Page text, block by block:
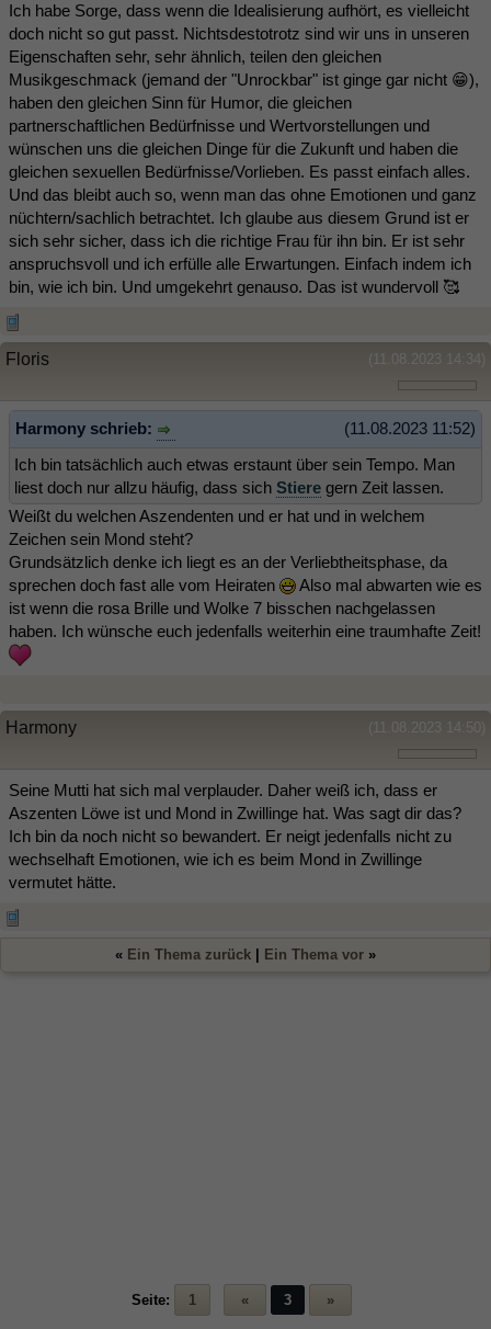
Ich habe Sorge, dass wenn die Idealisierung aufhört, es vielleicht
doch nicht so gut passt. Nichtsdestotrotz sind wir uns in unseren
Eigenschaften sehr, sehr ähnlich, teilen den gleichen
Musikgeschmack (jemand der "Unrockbar" ist ginge gar nicht 😁),
haben den gleichen Sinn für Humor, die gleichen
partnerschaftlichen Bedürfnisse und Wertvorstellungen und
wünschen uns die gleichen Dinge für die Zukunft und haben die
gleichen sexuellen Bedürfnisse/Vorlieben. Es passt einfach alles.
Und das bleibt auch so, wenn man das ohne Emotionen und ganz
nüchtern/sachlich betrachtet. Ich glaube aus diesem Grund ist er
sich sehr sicher, dass ich die richtige Frau für ihn bin. Er ist sehr
anspruchsvoll und ich erfülle alle Erwartungen. Einfach indem ich
bin, wie ich bin. Und umgekehrt genauso. Das ist wundervoll 🥰
(11.08.2023 14:34)
Floris
(11.08.2023 11:52)
Harmony schrieb:
Ich bin tatsächlich auch etwas erstaunt über sein Tempo. Man
liest doch nur allzu häufig, dass sich Stiere gern Zeit lassen.
Weißt du welchen Aszendenten und er hat und in welchem
Zeichen sein Mond steht?
Grundsätzlich denke ich liegt es an der Verliebtheitsphase, da
sprechen doch fast alle vom Heiraten
Also mal abwarten wie es
ist wenn die rosa Brille und Wolke 7 bisschen nachgelassen
haben. Ich wünsche euch jedenfalls weiterhin eine traumhafte Zeit!
(11.08.2023 14:50)
Harmony
Seine Mutti hat sich mal verplauder. Daher weiß ich, dass er
Aszenten Löwe ist und Mond in Zwillinge hat. Was sagt dir das?
Ich bin da noch nicht so bewandert. Er neigt jedenfalls nicht zu
wechselhaft Emotionen, wie ich es beim Mond in Zwillinge
vermutet hätte.
« Ein Thema zurück Ein Thema vor »
Seite: 1 « 3 »